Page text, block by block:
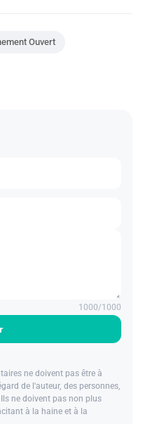
Ouvert
1000/1000
ne doivent pas être à
de l'auteur, des personnes,
ne doivent pas non plus
à la haine et à la